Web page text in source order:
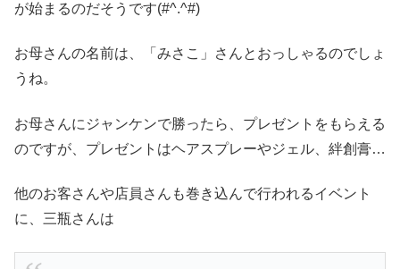
が始まるのだそうです(#^.^#)
お母さんの名前は、「みさこ」さんとおっしゃるのでしょ
うね。
お母さんにジャンケンで勝ったら、プレゼントをもらえる
のですが、プレゼントはヘアスプレーやジェル、絆創膏…
他のお客さんや店員さんも巻き込んで行われるイベント
に、三瓶さんは